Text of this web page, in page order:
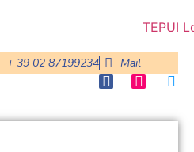
+ 39 02 87199234 Mail